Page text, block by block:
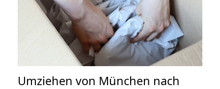
Umziehen von München nach